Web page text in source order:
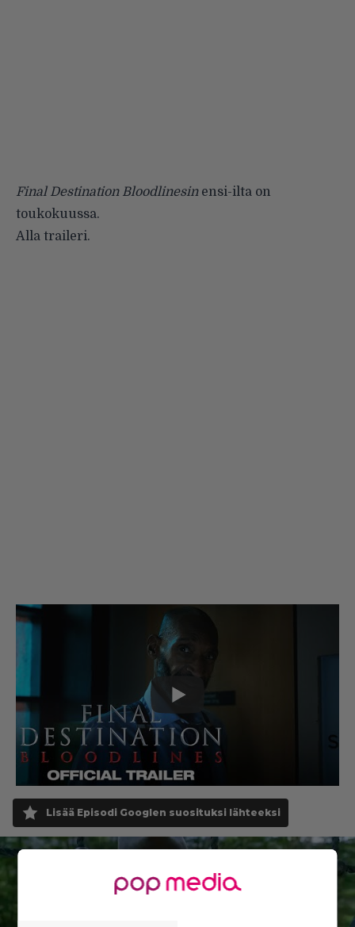
Final Destination Bloodlinesinensi-ilta on
toukokuussa.
Alla traileri.
Lisää Episodi Googlen suosituksi lähteeksi